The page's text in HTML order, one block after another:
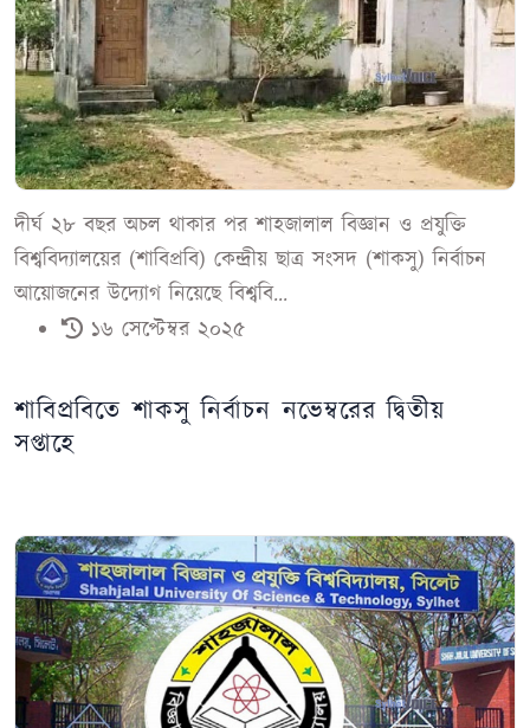
দীর্ঘ ২৮ বছর অচল থাকার পর শাহজালাল বিজ্ঞান ও প্রযুক্তি
বিশ্ববিদ্যালয়ের (শাবিপ্রবি) কেন্দ্রীয় ছাত্র সংসদ (শাকসু) নির্বাচন
আয়োজনের উদ্যোগ নিয়েছে বিশ্ববি...
১৬ সেপ্টেম্বর ২০২৫
শাবিপ্রবিতে শাকসু নির্বাচন নভেম্বরের দ্বিতীয়
সপ্তাহে